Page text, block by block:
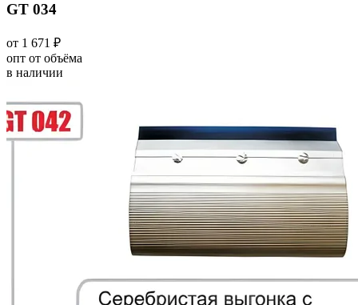
GT 034
от 1 671 ₽
опт от объёма
в наличии